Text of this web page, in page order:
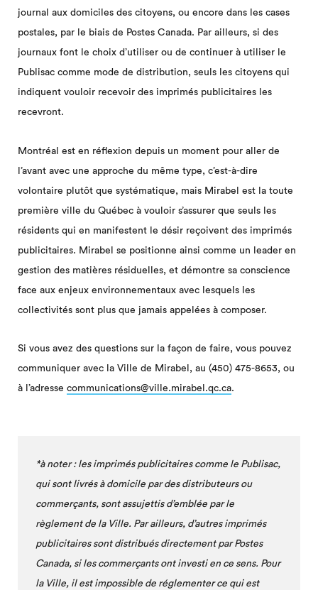
journal aux domiciles des citoyens, ou encore dans les cases
postales, par le biais de Postes Canada. Par ailleurs, si des
journaux font le choix d’utiliser ou de continuer à utiliser le
Publisac comme mode de distribution, seuls les citoyens qui
indiquent vouloir recevoir des imprimés publicitaires les
recevront.
Montréal est en réflexion depuis un moment pour aller de
l’avant avec une approche du même type, c’est-à-dire
volontaire plutôt que systématique, mais Mirabel est la toute
première ville du Québec à vouloir s’assurer que seuls les
résidents qui en manifestent le désir reçoivent des imprimés
publicitaires. Mirabel se positionne ainsi comme un leader en
gestion des matières résiduelles, et démontre sa conscience
face aux enjeux environnementaux avec lesquels les
collectivités sont plus que jamais appelées à composer.
Si vous avez des questions sur la façon de faire, vous pouvez
communiquer avec la Ville de Mirabel, au (450) 475-8653, ou
à l’adresse communications@ville.mirabel.qc.ca.
*à noter : les imprimés publicitaires comme le Publisac,
qui sont livrés à domicile par des distributeurs ou
commerçants, sont assujettis d’emblée par le
règlement de la Ville. Par ailleurs, d’autres imprimés
publicitaires sont distribués directement par Postes
Canada, si les commerçants ont investi en ce sens. Pour
la Ville, il est impossible de réglementer ce qui est